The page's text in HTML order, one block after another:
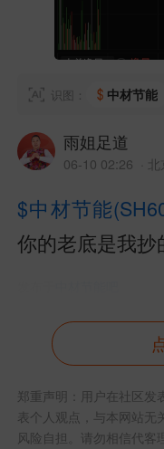
识图： 中材节能
雨姐足道
06-10 02:26 ·
$中材节能
你的老底是我抄
郑重声明：用户在社区发
表个人观点，与本网站无
风险自担。请勿相信代客